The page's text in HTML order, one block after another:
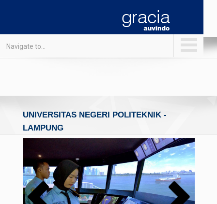
Navigate to...
UNIVERSITAS NEGERI POLITEKNIK -
LAMPUNG